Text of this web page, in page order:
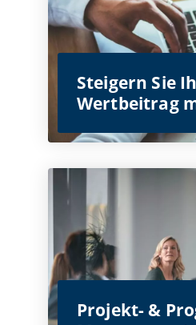
Steigern Sie
Wertbeitrag
Projekt- &